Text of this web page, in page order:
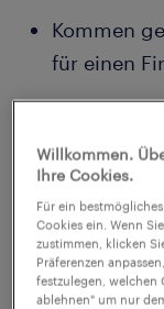
Kommen
für einen
geltend zu
Wie soll
Willkommen.
Ihre Cookies.
Für ein
Cookies ein. Wenn
zustimmen, klicken
Präferenzen
festzulegen, welchen
ablehnen" um nur